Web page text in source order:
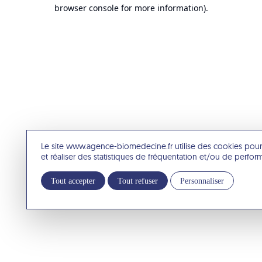
Le site www.agence-biomedecine.fr utilise des cookies
et réaliser des statistiques de fréquentation et/ou de
Tout accepter Tout refuser Personnaliser
browser console for more information).